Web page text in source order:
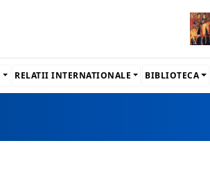
RELATII INTERNATIONALE BIBLIOTECA